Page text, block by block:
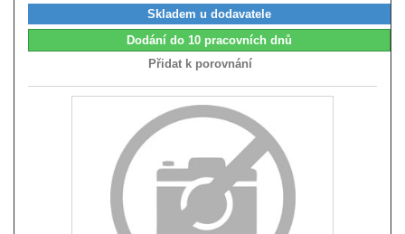
Skladem u dodavatele
Dodání do 10 pracovních dnů
Přidat k porovnání